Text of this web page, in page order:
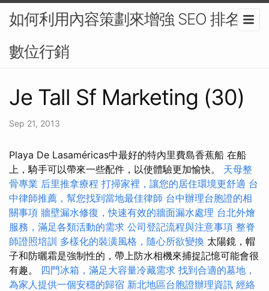
如何利用內容策劃來增強 SEO 排名-
數位行銷
Je Tall Sf Marketing (30)
Sep 21, 2013
Playa De Lasaméricas中最好的特內里費島香蕉船 在船
上，騎手可以帶來一些配件，以使體驗更加愉快。 天母整
骨專業 后里推拿療程 打掃家裡，讓您的居住環境更舒適 台
中律師推薦，幫您找到當地最佳律師 台中辦理台胞證的相
關事項 牆壁漏水修復，快速有效的牆面漏水處理 台北外燴
服務，滿足各類活動的需求 公司登記流程與注意事項 整脊
師證照培訓 多樣化的裝潢風格，隨心所欲變換 太陽鏡，帽
子和防曬霜是強制性的，帶上防水相機來捕捉記憶​​可能會很
有趣。 四門冰箱，滿足大容量冷藏需求 找到合適的墓地，
為家人提供一個安穩的歸宿 新北地區台胞證辦理資訊 經絡